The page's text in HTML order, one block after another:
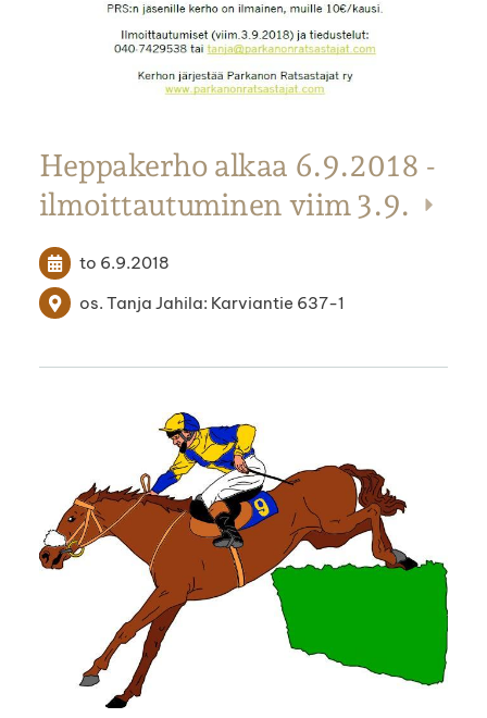
Heppakerho alkaa 6.9.2018 -
ilmoittautuminen viim 3.9.
to 6.9.2018
os. Tanja Jahila: Karviantie 637-1